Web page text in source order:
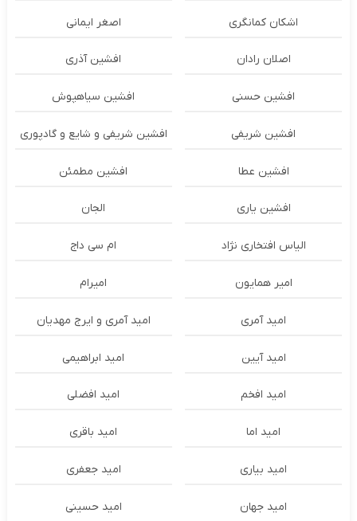
اشکان‌ کمانگری اصغر ایمانی
اصلان رادان افشین آذری
افشین حسنی افشین سیاهپوش
افشین شریفی افشین شریفی و شایع و گادپوری
افشین عطا افشین مطمئن
افشین یاری الجان
الیاس افتخاری نژاد ام سی داج
امير همايون اميرام
امید آمری امید آمری و ایرج مهدیان
امید آیین امید ابراهیمی
امید افخم امید افضلی
امید اما امید باقری
امید بیاری امید جعفری
امید جهان امید حسینی